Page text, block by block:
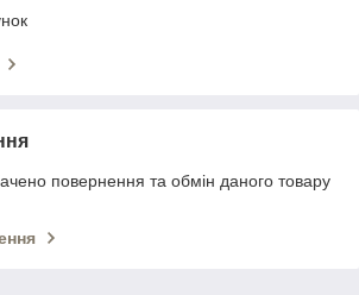
повернення та обмін даного товару